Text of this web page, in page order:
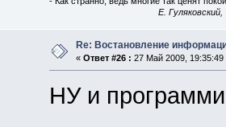
E.
Re: Востановление
« Ответ #26 : 27 Май 2009, 19:35:49
НУ и